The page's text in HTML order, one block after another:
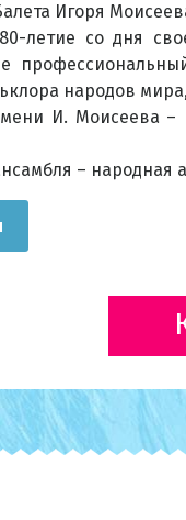
Игоря
летие со дня
народов
И. Моисеева –
–